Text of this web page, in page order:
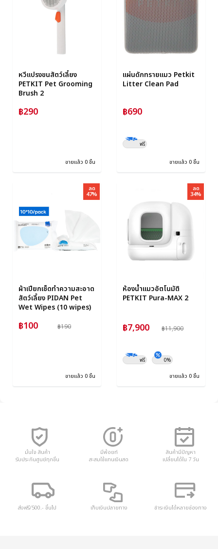
หวีแปรงขนสัตว์เลี้ยง
PETKIT Pet Grooming
Brush 2
฿290
ขายแล้ว 0 ชิ้น
แผ่นดักทรายแมว Petkit
Litter Clean Pad
฿690
ฟรี
ขายแล้ว 0 ชิ้น
ลด
47%
ผ้าเปียกเช็ดทำความสะอาด
สัตว์เลี้ยง PIDAN Pet
Wet Wipes (10 wipes)
฿100 ฿190
ขายแล้ว 0 ชิ้น
ลด
34%
ห้องน้ำแมวอัตโนมัติ
PETKIT Pura-MAX 2
฿7,900 ฿11,900
ฟรี 0%
ขายแล้ว 0 ชิ้น
มั่นใจ สินค้า
รับประกันศูนย์ทุกชิ้น
มีพ้อยท์
สะสมใช้แทนเงินสด
สินค้ามีปัญหา
เปลี่ยนได้ใน 7 วัน
ส่งฟรี/500.- ขึ้นไป เก็บเงินปลายทาง ชำระเงินได้หลายช่องทาง